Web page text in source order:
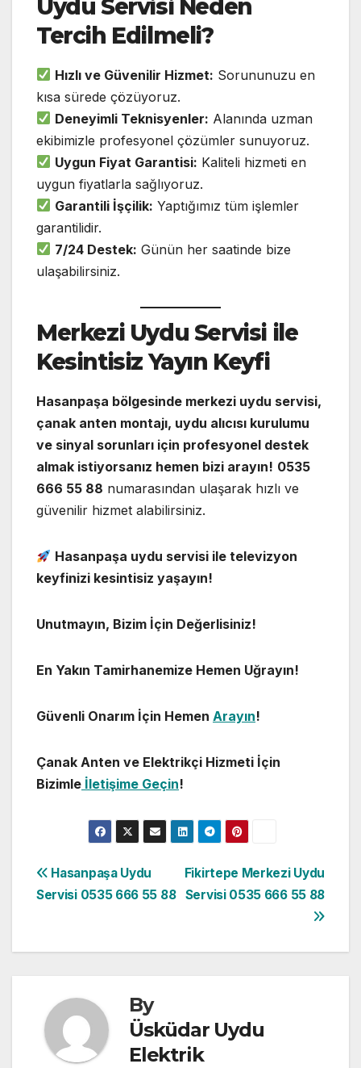
Uydu Servisi Neden
Tercih Edilmeli?
Hızlı ve Güvenilir Hizmet: Sorununuzu en
kısa sürede çözüyoruz.
Deneyimli Teknisyenler: Alanında uzman
ekibimizle profesyonel çözümler sunuyoruz.
Uygun Fiyat Garantisi: Kaliteli hizmeti en
uygun fiyatlarla sağlıyoruz.
Garantili İşçilik: Yaptığımız tüm işlemler
garantilidir.
7/24 Destek: Günün her saatinde bize
ulaşabilirsiniz.
Merkezi Uydu Servisi ile
Kesintisiz Yayın Keyfi
Hasanpaşa bölgesinde merkezi uydu servisi,
çanak anten montajı, uydu alıcısı kurulumu
ve sinyal sorunları için profesyonel destek
almak istiyorsanız hemen bizi arayın! 0535
666 55 88 numarasından ulaşarak hızlı ve
güvenilir hizmet alabilirsiniz.
Hasanpaşa uydu servisi ile televizyon
keyfinizi kesintisiz yaşayın!
Unutmayın, Bizim İçin Değerlisiniz!
En Yakın Tamirhanemize Hemen Uğrayın!
Güvenli Onarım İçin Hemen Arayın!
Çanak Anten ve Elektrikçi Hizmeti İçin
Bizimle İletişime Geçin!
Yazı
Fikirtepe Merkezi Uydu
Servisi 0535 666 55 88
Hasanpaşa Uydu
Servisi 0535 666 55 88
By
Üsküdar Uydu
Elektrik